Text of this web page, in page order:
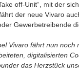
off-Unit“, mit der
der neue Vivaro
Gewerbetreibende
Vivaro fährt nun
digitalisierten
das Herzstück